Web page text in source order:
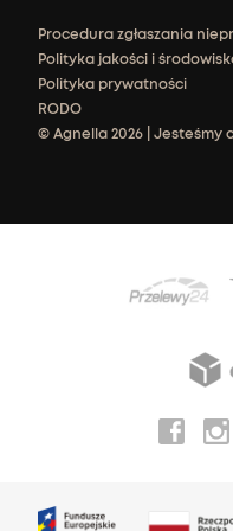
Procedura zgłaszania
Polityka jakości i
Polityka prywatności
RODO
© Agnella 2026 | Jesteśmy